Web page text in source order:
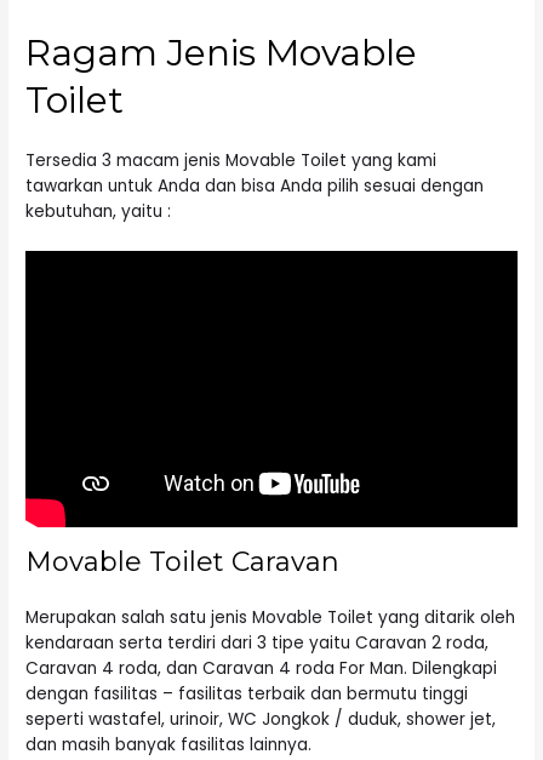
Ragam Jenis Movable
Toilet
Tersedia 3 macam jenis Movable Toilet yang kami
tawarkan untuk Anda dan bisa Anda pilih sesuai dengan
kebutuhan, yaitu :
Movable Toilet Caravan
Merupakan salah satu jenis Movable Toilet yang ditarik oleh
kendaraan serta terdiri dari 3 tipe yaitu Caravan 2 roda,
Caravan 4 roda, dan Caravan 4 roda For Man. Dilengkapi
dengan fasilitas – fasilitas terbaik dan bermutu tinggi
seperti wastafel, urinoir, WC Jongkok / duduk, shower jet,
dan masih banyak fasilitas lainnya.